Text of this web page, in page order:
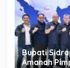
Bupati
Amanah